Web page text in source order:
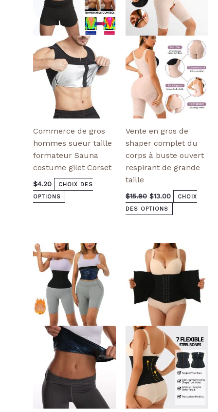
Commerce de gros
hommes sueur taille
formateur Sauna
costume gilet Corset
$4.20
CHOIX DES
OPTIONS
variantes.
Les
options
peuvent
être
choisies
sur
la
page
de
produit
Vente en gros de
shaper complet du
corps à buste ouvert
respirant de grande
taille
$15.80 $13.00
CHOIX
DES OPTIONS
variantes.
Les
options
peuvent
être
choisies
sur
la
page
de
produit
Ce
produit
a
plusieurs
variantes.
Les
options
peuvent
être
choisies
sur
la
page
de
Ce
produit
a
plusieurs
variantes.
Les
options
peuvent
être
choisies
sur
la
page
de